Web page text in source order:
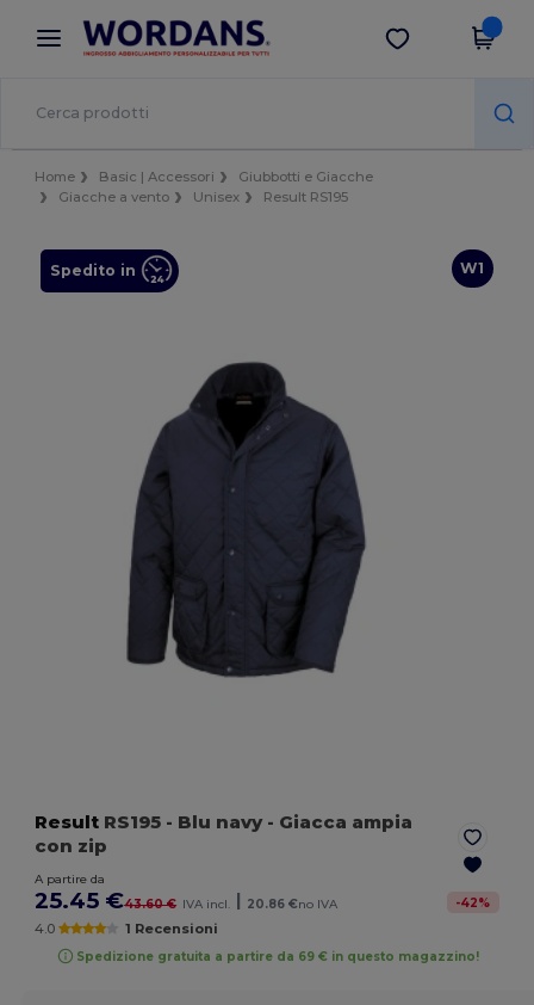
× App Wordans
Prezzi migliori sull'app!
Scarica app
Home Basic | Accessori
Giubbotti e Giacche
Giacche a vento
Unisex Result RS195
W1
Spedito in
Result RS195 - Blu navy- Giacca ampia
con zip
A partire da
25.45 €43.60 € IVA incl. | 20.86 €no IVA -42%
4.0 1 Recensioni
Spedizione gratuita a partire da 69 € in questo magazzino!